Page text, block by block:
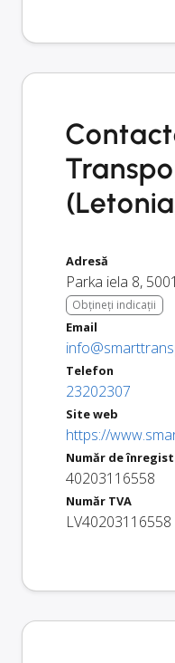
Adresă
Parka iela 8, 5001
Obțineți indicații
Email
Telefon
23202307
Site web
https://
Număr de
40203116558
Număr TVA
LV40203116558